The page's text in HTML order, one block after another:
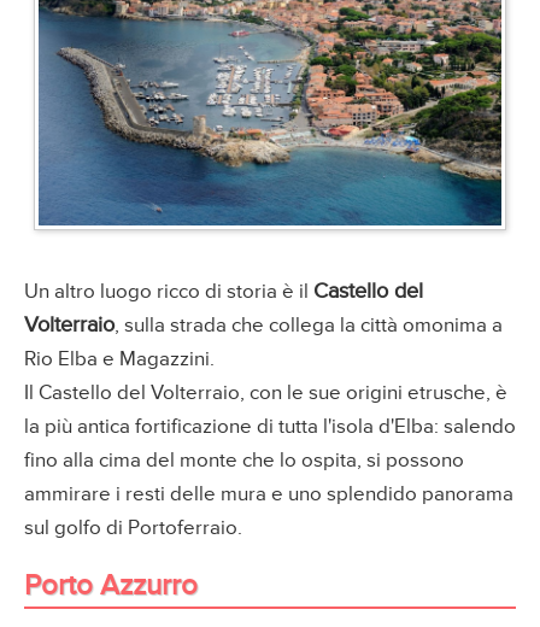
Un altro luogo ricco di storia è il Castello del
Volterraio, sulla strada che collega la città omonima a
Rio Elba e Magazzini.
Il Castello del Volterraio, con le sue origini etrusche, è
la più antica fortificazione di tutta l'isola d'Elba: salendo
fino alla cima del monte che lo ospita, si possono
ammirare i resti delle mura e uno splendido panorama
sul golfo di Portoferraio.
Porto Azzurro